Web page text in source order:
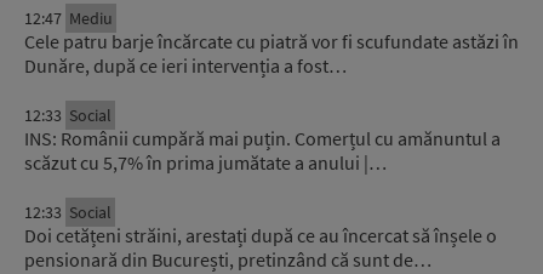
12:47 Mediu
Cele patru barje încărcate cu piatră vor fi scufundate astăzi în
Dunăre, după ce ieri intervenția a fost…
12:33 Social
INS: Românii cumpără mai puțin. Comerțul cu amănuntul a
scăzut cu 5,7% în prima jumătate a anului |…
12:33 Social
Doi cetățeni străini, arestați după ce au încercat să înșele o
pensionară din București, pretinzând că sunt de…